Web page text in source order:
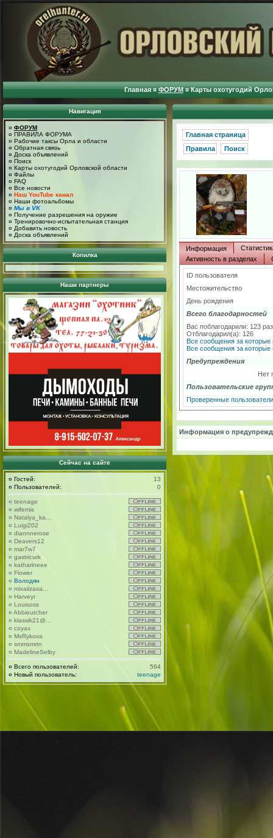
Главная ¤ ФОРУМ ¤ Карты охотугодий
Навигация
¤ ФОРУМ
¤ ПРАВИЛА ФОРУМА
¤ Рабочие таксы Орла и области
¤ Обратная связь
¤ Доска объявлений
¤ Поиск
¤ Карты охотугодий Орловской области
¤ Файлы
¤ FAQ
¤ Все новости
¤ Наш YouTube канал
¤ Наши фотоальбомы
¤ Мы в VK
¤ Получение разрешения на оружие
¤ Тренировочно-испытательная станция
¤ Добавить новость
¤ Доска объявлений
Копилка
Наши партнеры
Сейчас на сайте
¤ Гостей:
13
¤ Пользователей: 0
¤ teenage
¤ wifemis
¤ Natalya_ka...
¤ Luigi202
¤ diannnerose
¤ Deavers12
¤ mar7w7
¤ gastricurk
¤ katharineee
¤ Flower
¤ Володян
¤ mixailzaxa...
¤ Harveyr
¤ Louisoss
¤ Abbieutcher
¤ klassik21@...
¤ coyax
¤ MsRykova
¤ smmsmrtn
¤ MadelineSelby
¤ Всего пользователей:
564
¤ Новый пользователь: teenage
Главная страница
Правила
Поиск
Информация
Активность в разделах
ID пользователя
Местожительство
День рождения
Всего благодарностей
Вас поблагодарили: 123
Отблагодарил(а): 126
Все сообщения за
Все сообщения за
Предупреждения
Нет
Пользовательские
Проверенные пользователи
Информация о